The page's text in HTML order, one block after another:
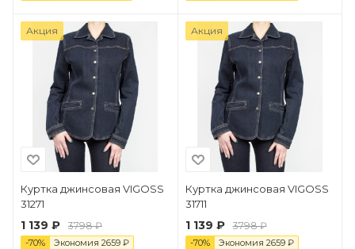
Акция
Куртка джинсовая VIGOSS
31271
1 139 ₽ 3798 ₽
-70% Экономия 2659 ₽
Акция
Куртка джинсовая VIGOSS
31711
1 139 ₽ 3798 ₽
-70% Экономия 2659₽